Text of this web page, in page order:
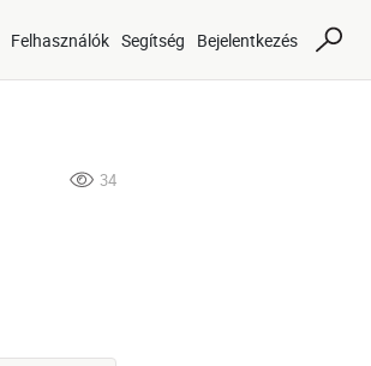
Felhasználók Segítség Bejelentkezés
34